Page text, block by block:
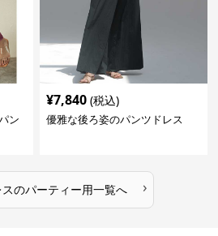
ン
¥7,840 (税込)
優雅な後ろ姿のパンツドレス
のパーティー用一覧へ ›